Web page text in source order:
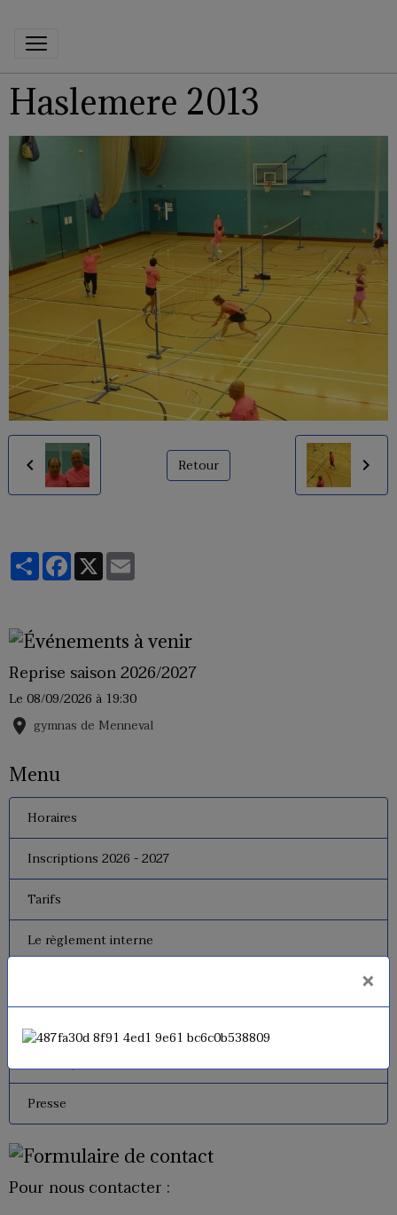
Haslemere 2013
Retour
PartagerFacebook
X
Reprise saison 2026/2027
Le 08/09/2026 à 19:30
gymnas de Menneval
Menu
Horaires
Inscriptions 2026 - 2027
Tarifs
Le règlement interne
Presse
Pour nous contacter :
×